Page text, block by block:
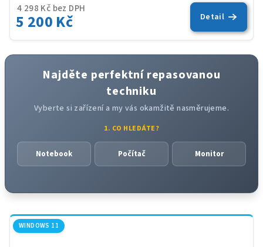
4 298 Kč bez DPH
5 200 Kč
je
5,0
z
Detail
Najděte perfektní repasovanou
techniku
Vyberte si zařízení a my vás okamžitě nasměrujeme.
1. CO HLEDÁTE?
Notebook Počítač Monitor
WINDOWS 11